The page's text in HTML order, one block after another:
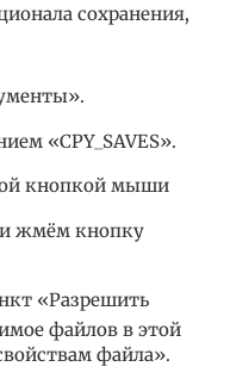
сохранения,
«CPY_SAVES».
кнопкой мыши
жмём кнопку
«Разрешить
файлов в этой
файла».